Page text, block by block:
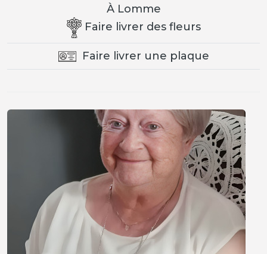
À Lomme
Faire livrer des fleurs
Faire livrer une plaque